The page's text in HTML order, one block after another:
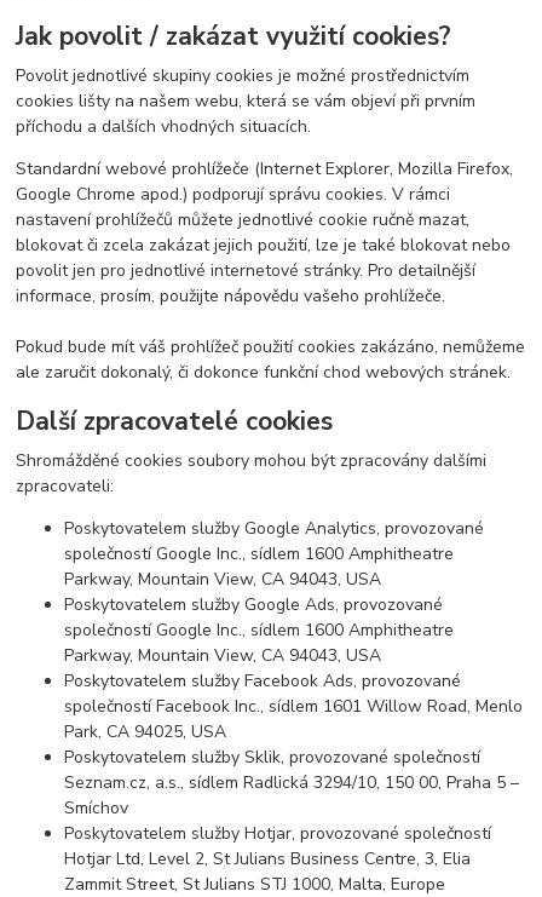
Jak povolit / zakázat využití cookies?
Povolit jednotlivé skupiny cookies je možné prostřednictvím
cookies lišty na našem webu, která se vám objeví při prvním
příchodu a dalších vhodných situacích.
Standardní webové prohlížeče (Internet Explorer, Mozilla Firefox,
Google Chrome apod.) podporují správu cookies. V rámci
nastavení prohlížečů můžete jednotlivé cookie ručně mazat,
blokovat či zcela zakázat jejich použití, lze je také blokovat nebo
povolit jen pro jednotlivé internetové stránky. Pro detailnější
informace, prosím, použijte nápovědu vašeho prohlížeče.
Pokud bude mít váš prohlížeč použití cookies zakázáno, nemůžeme
ale zaručit dokonalý, či dokonce funkční chod webových stránek.
Další zpracovatelé cookies
Shromážděné cookies soubory mohou být zpracovány dalšími
zpracovateli:
Poskytovatelem služby Google Analytics, provozované
společností Google Inc., sídlem 1600 Amphitheatre
Parkway, Mountain View, CA 94043, USA
Poskytovatelem služby Google Ads, provozované
společností Google Inc., sídlem 1600 Amphitheatre
Parkway, Mountain View, CA 94043, USA
Poskytovatelem služby Facebook Ads, provozované
společností Facebook Inc., sídlem 1601 Willow Road, Menlo
Park, CA 94025, USA
Poskytovatelem služby Sklik, provozované společností
Seznam.cz, a.s., sídlem Radlická 3294/10, 150 00, Praha 5 –
Smíchov
Poskytovatelem služby Hotjar, provozované společností
Hotjar Ltd, Level 2, St Julians Business Centre, 3, Elia
Zammit Street, St Julians STJ 1000, Malta, Europe